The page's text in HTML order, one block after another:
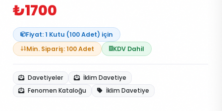
₺1700
Fiyat: 1 Kutu (100 Adet) için
Min. Sipariş: 100 Adet
KDV Dahil
Davetiyeler
İklim Davetiye
Fenomen Kataloğu
İklim Davetiye